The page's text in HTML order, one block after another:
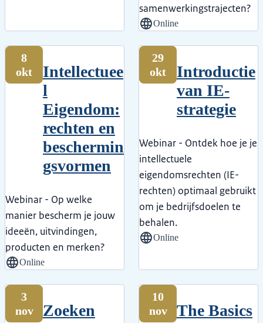
samenwerkingstrajecten?
Online
8
okt
Intellectuee
l
Eigendom:
rechten en
beschermin
gsvormen
Webinar - Op welke
manier bescherm je jouw
ideeën, uitvindingen,
producten en merken?
Online
29
okt
Introductie
van IE-
strategie​
Webinar - Ontdek hoe je je
intellectuele
eigendomsrechten (IE-
rechten) optimaal gebruikt
om je bedrijfsdoelen te
behalen.
Online
3
nov
Zoeken
10
nov
The Basics